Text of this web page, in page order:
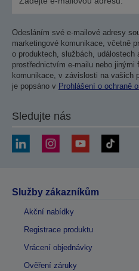
Odesláním své e-mailové adresy
marketingové komunikace, včetně
o produktech, službách,
prostřednictvím e-mailu nebo jinými
komunikace, v závislosti na vašich
je popsáno v Prohlášení o ochraně
Sledujte nás
Služby zákazníkům
Akční nabídky
Registrace produktu
Vrácení objednávky
Ověření záruky